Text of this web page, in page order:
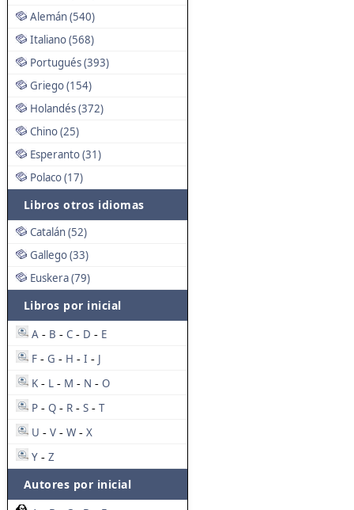
Alemán (540)
Italiano (568)
Portugués (393)
Griego (154)
Holandés (372)
Chino (25)
Esperanto (31)
Polaco (17)
Libros otros idiomas
Catalán (52)
Gallego (33)
Euskera (79)
Libros por inicial
A - B - C - D - E
F - G - H - I - J
K - L - M - N - O
P - Q - R - S - T
U - V - W - X
Y - Z
Autores por inicial